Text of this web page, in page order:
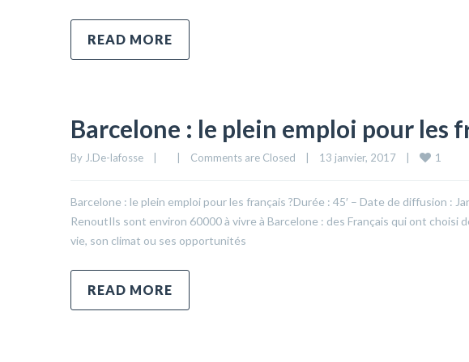
READ MORE
Barcelone : le plein emploi pour les
By J.De-lafosse Comments are Closed 13 janvier, 2017 1
Barcelone : le plein emploi pour les français ?Durée : 45′ – Date de diffusion :
RenoutIls sont environ 60000 à vivre à Barcelone : des Français qui ont choisi
vie, son climat ou ses opportunités
READ MORE